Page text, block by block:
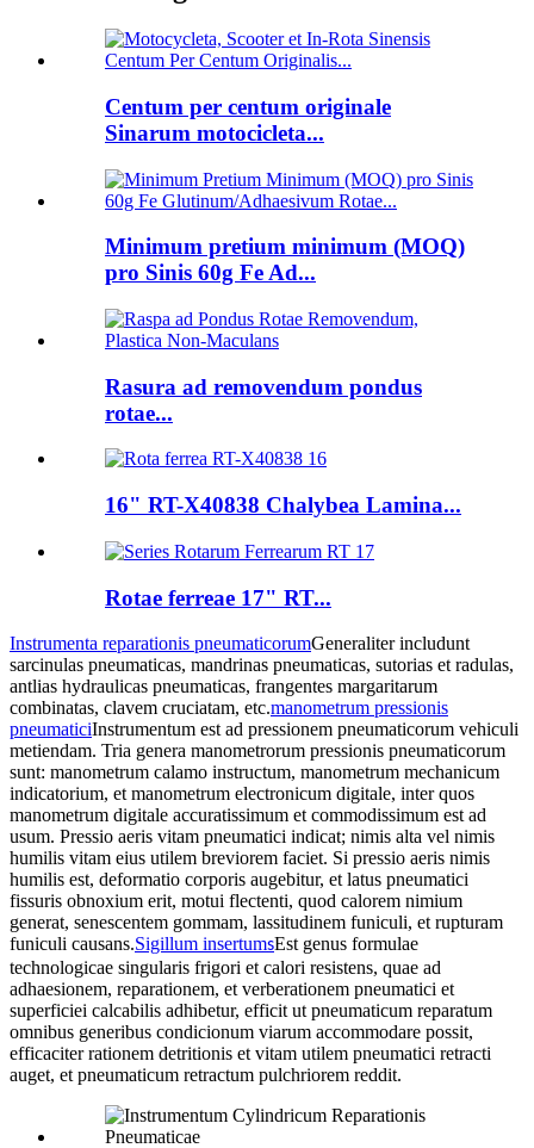
Centum per centum originale
Sinarum motocicleta...
Minimum pretium minimum (MOQ)
pro Sinis 60g Fe Ad...
Rasura ad removendum pondus
rotae...
16" RT-X40838 Chalybea Lamina...
Rotae ferreae 17" RT...
Instrumenta reparationis pneumaticorumGeneraliter includunt
sarcinulas pneumaticas, mandrinas pneumaticas, sutorias et radulas,
antlias hydraulicas pneumaticas, frangentes margaritarum
combinatas, clavem cruciatam, etc.manometrum pressionis
pneumaticiInstrumentum est ad pressionem pneumaticorum vehiculi
metiendam. Tria genera manometrorum pressionis pneumaticorum
sunt: ​​manometrum calamo instructum, manometrum mechanicum
indicatorium, et manometrum electronicum digitale, inter quos
manometrum digitale accuratissimum et commodissimum est ad
usum. Pressio aeris vitam pneumatici indicat; nimis alta vel nimis
humilis vitam eius utilem breviorem faciet. Si pressio aeris nimis
humilis est, deformatio corporis augebitur, et latus pneumatici
fissuris obnoxium erit, motui flectenti, quod calorem nimium
generat, senescentem gommam, lassitudinem funiculi, et rupturam
funiculi causans.Sigillum insertumsEst genus formulae
technologicae singularis frigori et calori resistens, quae ad
adhaesionem, reparationem, et verberationem pneumatici et
superficiei calcabilis adhibetur, efficit ut pneumaticum reparatum
omnibus generibus condicionum viarum accommodare possit,
efficaciter rationem detritionis et vitam utilem pneumatici retracti
auget, et pneumaticum retractum pulchriorem reddit.